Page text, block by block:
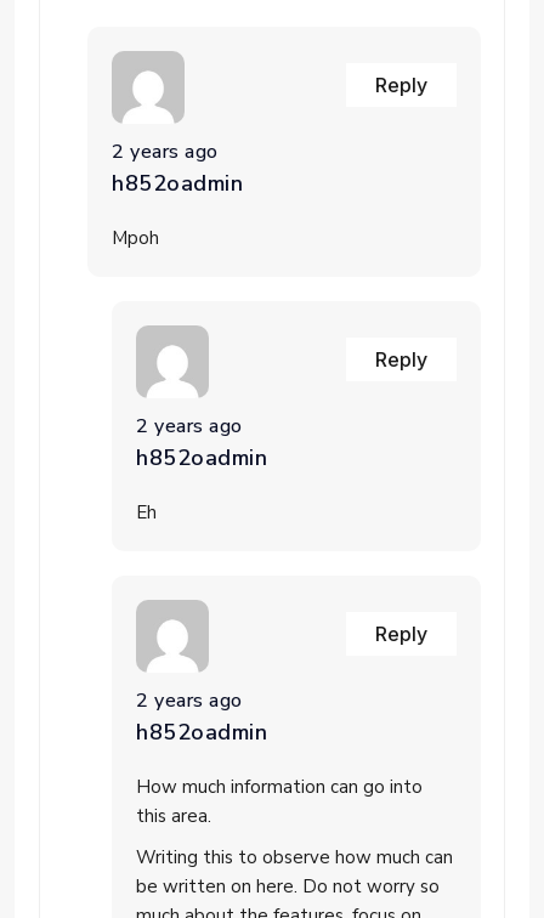
2 years ago
h852oadmin
Reply
Mpoh
2 years ago
h852oadmin
Reply
Eh
2 years ago
h852oadmin
Reply
How much information can go into
this area.
Writing this to observe how much can
be written on here. Do not worry so